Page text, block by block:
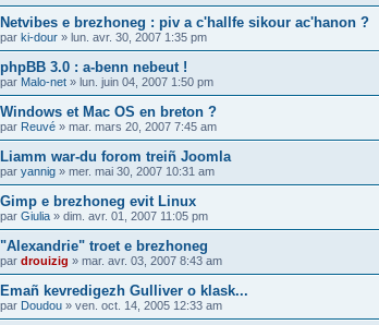
Netvibes e brezhoneg : piv a c'hallfe sikour ac'hanon ?
par ki-dour » lun. avr. 30, 2007 1:35 pm
phpBB 3.0 : a-benn nebeut !
par Malo-net » lun. juin 04, 2007 1:50 pm
Windows et Mac OS en breton ?
par Reuvé » mar. mars 20, 2007 7:45 am
Liamm war-du forom treiñ Joomla
par yannig » mer. mai 30, 2007 10:31 am
Gimp e brezhoneg evit Linux
par Giulia » dim. avr. 01, 2007 11:05 pm
"Alexandrie" troet e brezhoneg
par drouizig » mar. avr. 03, 2007 8:43 am
Emañ kevredigezh Gulliver o klask...
par Doudou » ven. oct. 14, 2005 12:33 am